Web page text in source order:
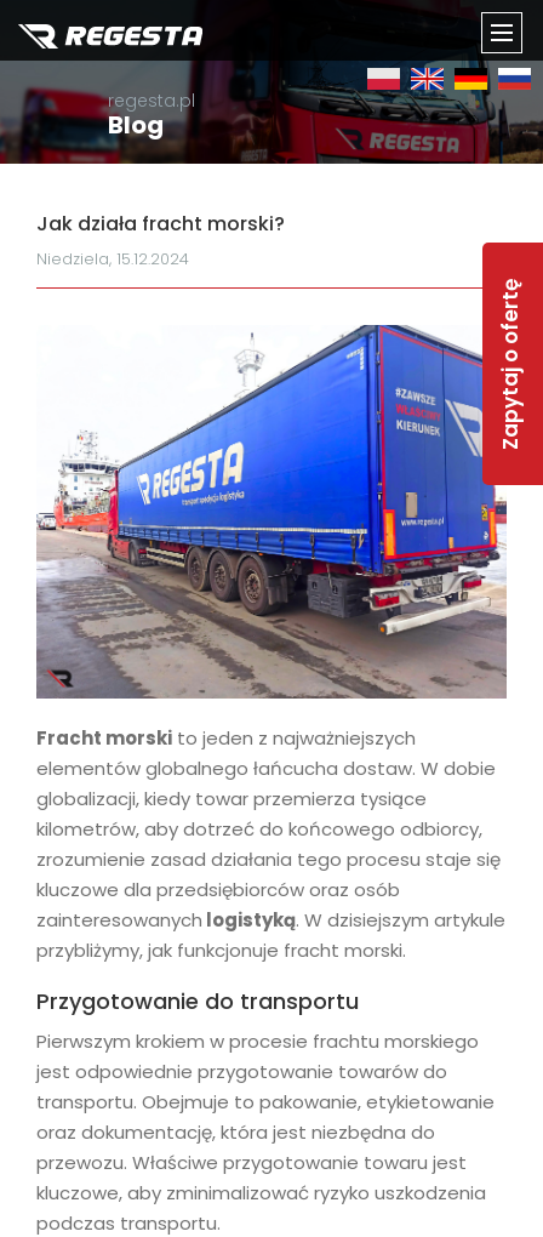
Zapytaj o ofertę
regesta.pl
Blog
Jak działa fracht morski?
Niedziela, 15.12.2024
Fracht morski to jeden z najważniejszych
elementów globalnego łańcucha dostaw. W dobie
globalizacji, kiedy towar przemierza tysiące
kilometrów, aby dotrzeć do końcowego odbiorcy,
zrozumienie zasad działania tego procesu staje się
kluczowe dla przedsiębiorców oraz osób
zainteresowanych logistyką. W dzisiejszym artykule
przybliżymy, jak funkcjonuje fracht morski.
Przygotowanie do transportu
Pierwszym krokiem w procesie frachtu morskiego
jest odpowiednie przygotowanie towarów do
transportu. Obejmuje to pakowanie, etykietowanie
oraz dokumentację, która jest niezbędna do
przewozu. Właściwe przygotowanie towaru jest
kluczowe, aby zminimalizować ryzyko uszkodzenia
podczas transportu.